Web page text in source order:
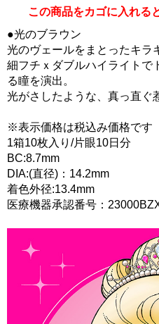
この商品をカゴに入れる
●光のブラウン
光のヴェールをまとったキラ
細フチｘダブルハイライトで
る瞳を演出。
光がさしたような、真っ直ぐ
※表示価格は税込み価格です
1箱10枚入り/片眼10日分
BC:8.7mm
DIA:(直径)：14.2mm
着色外径:13.4mm
医療機器承認番号：